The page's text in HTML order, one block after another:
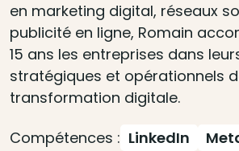
en marketing digital, réseaux
publicité en ligne, Romain
15 ans les entreprises dans
stratégiques et opérationnels
transformation digitale.
Compétences : LinkedIn